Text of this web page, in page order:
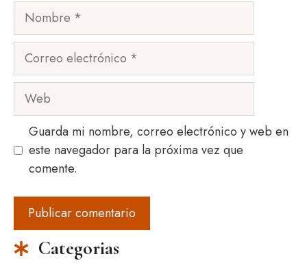
Nombre
Correo
Web
Guarda mi nombre, correo electrónico y web en
este navegador para la próxima vez que
comente.
Categorias